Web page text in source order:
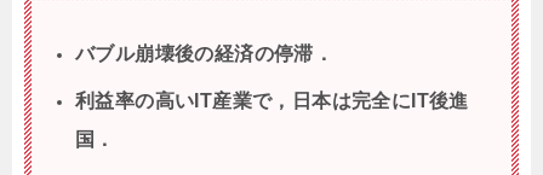
バブル崩壊後の経済の停滞．
利益率の高いIT産業で，日本は完全にIT後進
国．